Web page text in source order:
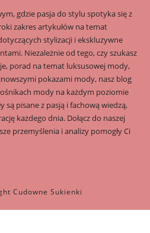
gdzie pasja do stylu spotyka się z
zakres artykułów na temat
stylizacji i ekskluzywne
Niezależnie od tego, czy szukasz
porad na temat luksusowej mody,
pokazami mody, nasz blog
mody na każdym poziomie
są pisane z pasją i fachową wiedzą,
każdego dnia. Dołącz do naszej
przemyślenia i analizy pomogły Ci
Cudowne Sukienki